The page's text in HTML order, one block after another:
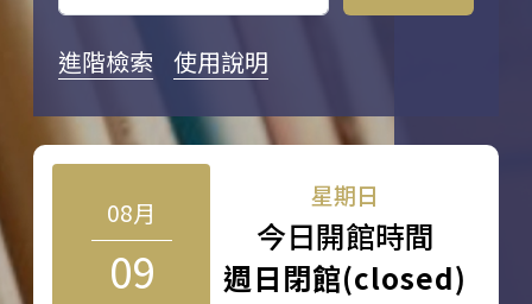
進階檢索 使用說明
08月
09
星期日
今日開館時間
週日閉館(closed)